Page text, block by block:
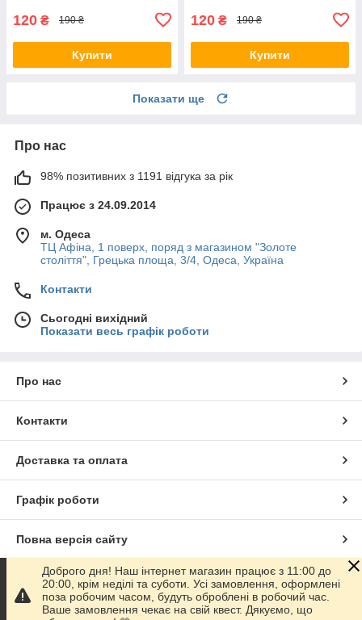
120 ₴ 190 ₴
Купити
120 ₴ 190 ₴
Купити
Показати ще
Про нас
98% позитивних з 1191 відгука за рік
Працює з 24.09.2014
м. Одеса
ТЦ Афіна, 1 поверх, поряд з магазином "Золоте
століття", Грецька площа, 3/4, Одеса, Україна
Контакти
Сьогодні вихідний
Показати весь графік роботи
Про нас
Контакти
Доставка та оплата
Графік роботи
Повна версія сайту
Сайт створено на маркетплейсіProm.ua
Доброго дня! Наш інтернет магазин працює з 11:00 до
20:00, крім неділі та суботи. Усі замовлення, оформлені
поза робочим часом, будуть оброблені в робочий час.
Ваше замовлення чекає на свій квест. Дякуємо, що